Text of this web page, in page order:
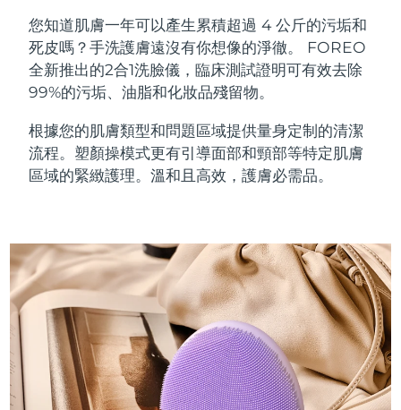
您知道肌膚一年可以產生累積超過 4 公斤的污垢和
死皮嗎？手洗護膚遠沒有你想像的淨徹。 FOREO
全新推出的2合1洗臉儀，臨床測試證明可有效去除
99%的污垢、油脂和化妝品殘留物。
根據您的肌膚類型和問題區域提供量身定制的清潔
流程。塑顏操模式更有引導面部和頸部等特定肌膚
區域的緊緻護理。溫和且高效，護膚必需品。
面部清潔
LUNA™ 4 套裝
Anti-aging massage
LUNA™ 4 Plus
LUNA™ 4 Men
For men, anti-aging massage
LUNA™ 4 mini
For young skin, T-zone
緊致提拉
BEAR™ 2 套裝
Microcurrent toning
BEAR™ 2 go
BEAR™ 2 eyes & lips
Microcurrent line smoothing device
面部提拉護理
Premium anti-aging skincare
補水保濕
UFO™ 3 套裝
UFO™ 3 LED
Near-infrared and red light therapy
device
UFO™ 3 mini
Red light therapy device for young skin
口腔護理
issa™ 4
issa™ 4 plus
Smart hybrid silicone sonic toothbrush
issa™ 4 smile
Hybrid silicone sonic toothbrush
抗老
FAQ™ 101
Clinical anti-aging
LED 護理
NEW
FAQ™ 201
LED mask
NEW
比利時 預計送達日期8/11/26
百慕達 預計送達日期
波士尼亞與赫塞哥維納 預計送達日期8/14/26
汶萊 預計送達日期
加拿大 預計送達日期8/15/26
智利 預計送達日期8/15/26
中國 預計送達日期 8/11/26
哥倫比亞 預計送達日期8/15/26